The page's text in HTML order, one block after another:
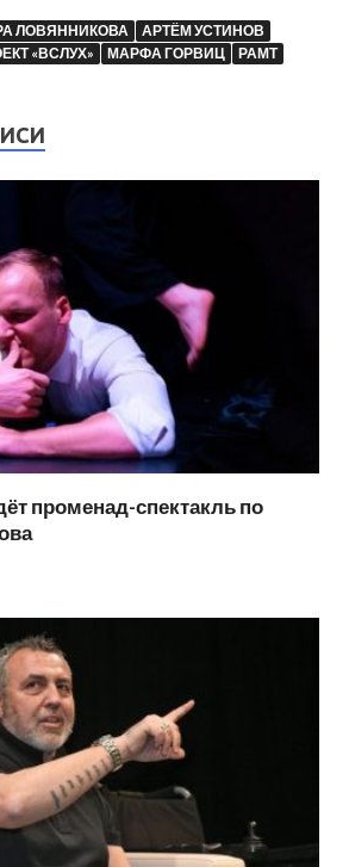
ЛОВЯННИКОВА
АРТЁМ УСТИНОВ
«ВСЛУХ»
МАРФА ГОРВИЦ РАМТ
променад-спектакль по